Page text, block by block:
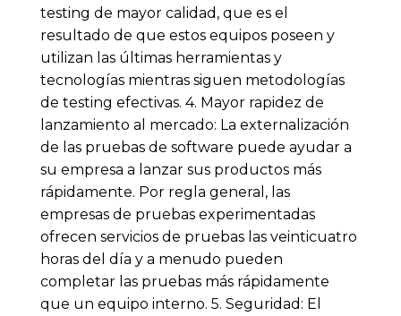
testing de mayor calidad, que es el
resultado de que estos equipos poseen y
utilizan las últimas herramientas y
tecnologías mientras siguen metodologías
de testing efectivas. 4. Mayor rapidez de
lanzamiento al mercado: La externalización
de las pruebas de software puede ayudar a
su empresa a lanzar sus productos más
rápidamente. Por regla general, las
empresas de pruebas experimentadas
ofrecen servicios de pruebas las veinticuatro
horas del día y a menudo pueden
completar las pruebas más rápidamente
que un equipo interno. 5. Seguridad: El